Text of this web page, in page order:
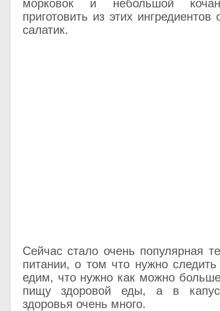
морковок и небольшой
приготовить из этих
салатик.
Сейчас стало очень популярная
питании, о том что нужно
едим, что нужно как можно
пищу здоровой еды, а в
здоровья очень много.